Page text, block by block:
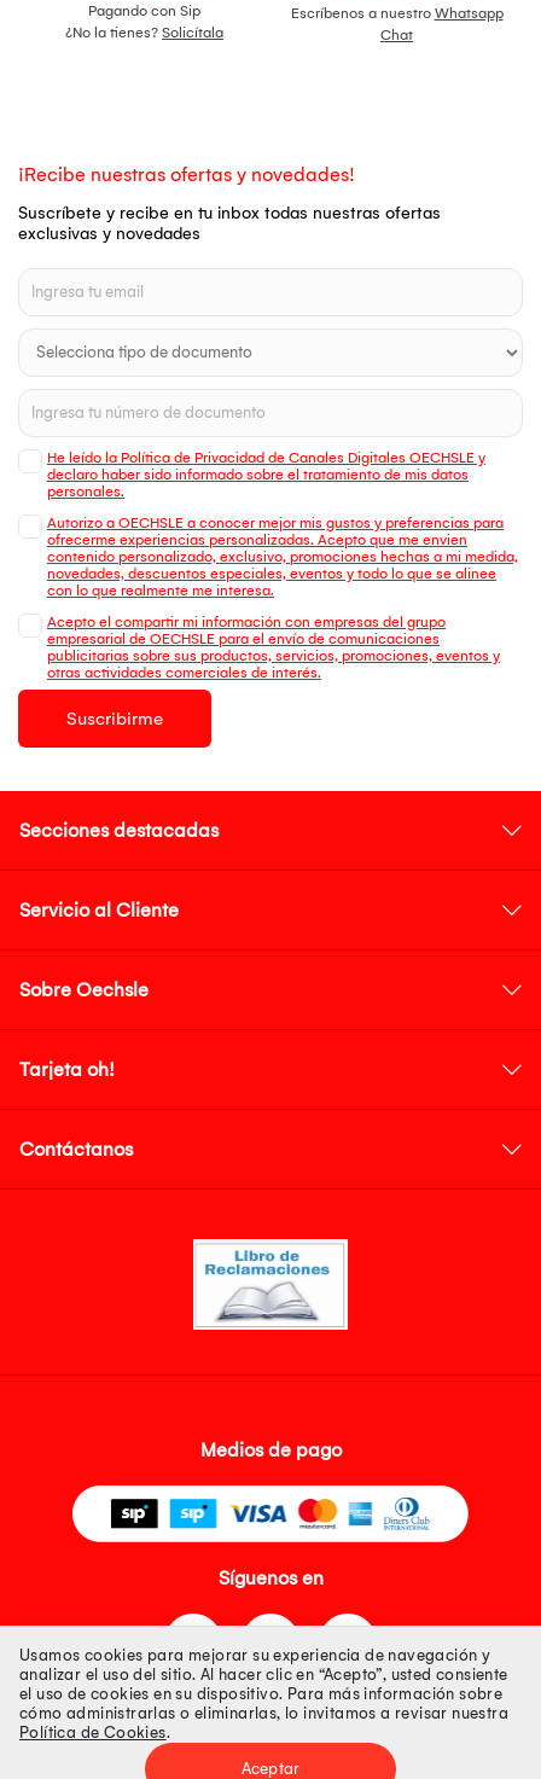
Pagando con Sip
¿No la tienes? Solicítala
Escríbenos a nuestro Whatsapp
Chat
¡Recibe nuestras ofertas y novedades!
Suscríbete y recibe en tu inbox todas nuestras ofertas
exclusivas y novedades
He leído la Política de Privacidad de Canales Digitales OECHSLE y
declaro haber sido informado sobre el tratamiento de mis datos
personales.
Autorizo a OECHSLE a conocer mejor mis gustos y preferencias para
ofrecerme experiencias personalizadas. Acepto que me envien
contenido personalizado, exclusivo, promociones hechas a mi medida,
novedades, descuentos especiales, eventos y todo lo que se alinee
con lo que realmente me interesa.
Acepto el compartir mi información con empresas del grupo
empresarial de OECHSLE para el envío de comunicaciones
publicitarias sobre sus productos, servicios, promociones, eventos y
otras actividades comerciales de interés.
Suscribirme
Secciones destacadas
Servicio al Cliente
Sobre Oechsle
Tarjeta oh!
Contáctanos
Medios de pago
Síguenos en
Tienda 100% Segura
Usamos cookies para mejorar su experiencia de navegación y
analizar el uso del sitio. Al hacer clic en “Acepto”, usted consiente
el uso de cookies en su dispositivo. Para más información sobre
cómo administrarlas o eliminarlas, lo invitamos a revisar nuestra
Política de Cookies.
Aceptar